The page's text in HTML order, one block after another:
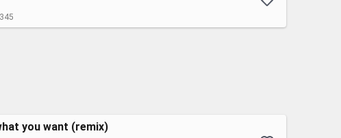
345
you want (remix)